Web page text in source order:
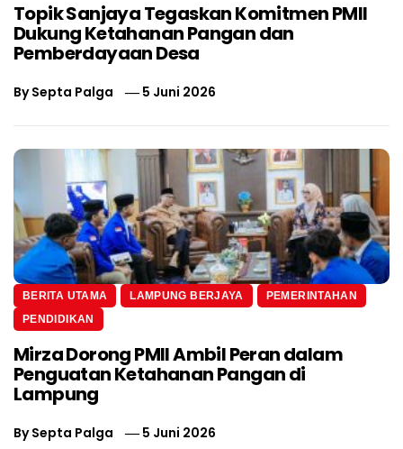
Topik Sanjaya Tegaskan Komitmen PMII
Dukung Ketahanan Pangan dan
Pemberdayaan Desa
BySepta Palga 5 Juni 2026
BERITA UTAMA LAMPUNG BERJAYA
PEMERINTAHAN
PENDIDIKAN
Mirza Dorong PMII Ambil Peran dalam
Penguatan Ketahanan Pangan di
Lampung
BySepta Palga 5 Juni 2026